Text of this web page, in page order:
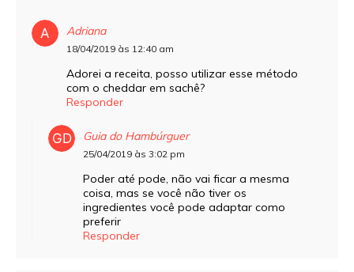
Adriana
18/04/2019 às 12:40 am
Adorei a receita, posso utilizar esse método
com o cheddar em sachê?
Responder
Guia do Hambúrguer
25/04/2019 às 3:02 pm
Poder até pode, não vai ficar a mesma
coisa, mas se você não tiver os
ingredientes você pode adaptar como
preferir
Responder